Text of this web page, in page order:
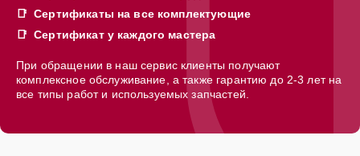
Сертификаты на все комплектующие
Сертификат у каждого мастера
При обращении в наш сервис клиенты получают
комплексное обслуживание, а также гарантию до 2-3 лет на
все типы работ и используемых запчастей.